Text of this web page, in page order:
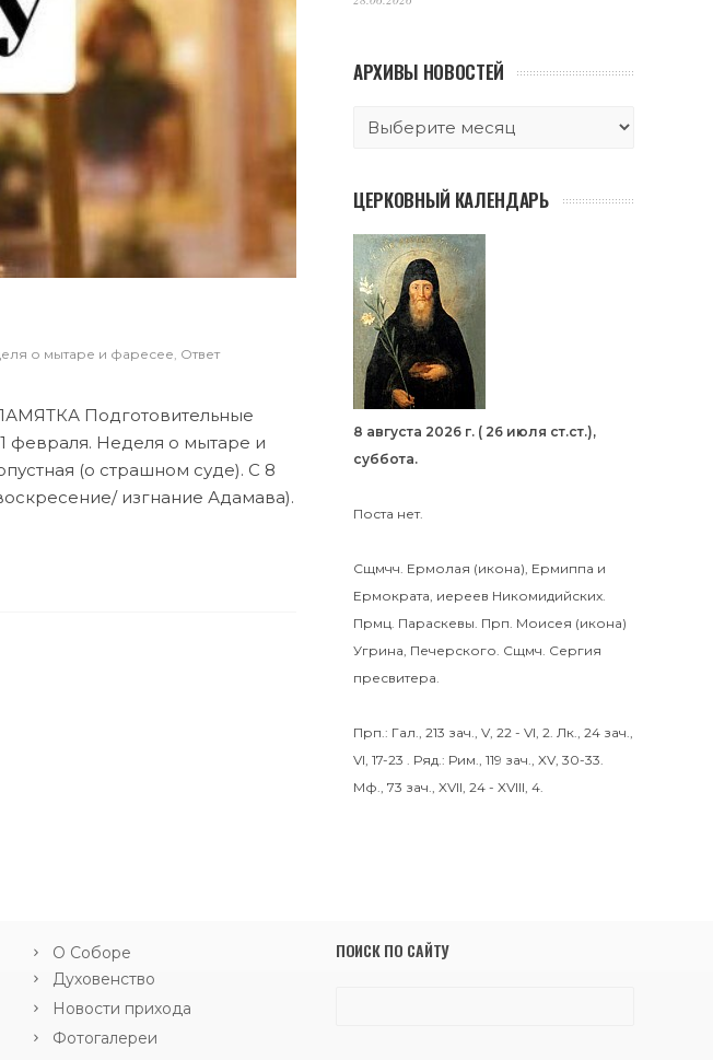
о мытаре и фаресее Ответ
Подготовительные
февраля. Неделя о мытаре и
(о страшном суде). С 8
изгнание Адамава).
АРХИВЫ НОВОСТЕЙ
ЦЕРКОВНЫЙ КАЛЕНДАРЬ
8 августа 2026 г. ( 26 июля ст.ст.),
суббота.
Поста нет.
Сщмчч. Ермолая (икона), Ермиппа и
Ермократа, иереев Никомидийских.
Прмц. Параскевы. Прп. Моисея (икона)
Угрина, Печерского. Сщмч. Сергия
пресвитера.
Прп.: Гал., 213 зач., V, 22 - VI, 2. Лк., 24 зач.,
VI, 17-23 . Ряд.: Рим., 119 зач., XV, 30-33.
Мф., 73 зач., XVII, 24 - XVIII, 4.
О Соборе
Духовенство
Новости прихода
Фотогалереи
ПОИСК ПО САЙТУ